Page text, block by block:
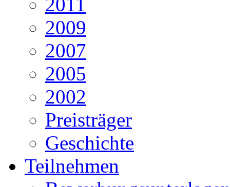
2011
2009
2007
2005
2002
Preisträger
Geschichte
Teilnehmen